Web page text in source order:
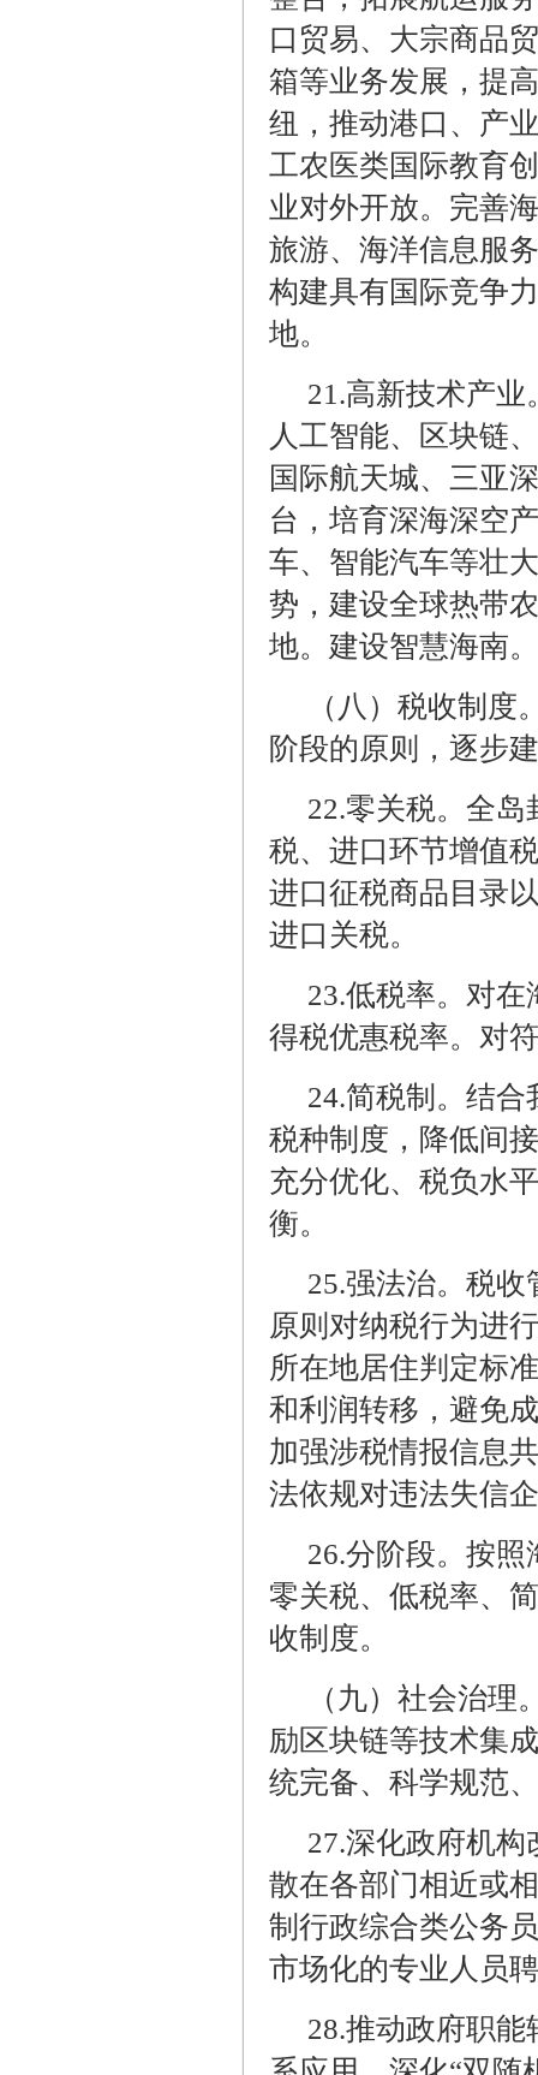
口贸易、大宗商品
箱等业务发展，提
纽，推动港口、产
工农医类国际教育
业对外开放。完善
旅游、海洋信息服
构建具有国际竞争
地。
21.高新技术产业
人工智能、区块链
国际航天城、三亚
台，培育深海深空
车、智能汽车等壮
势，建设全球热带
地。建设智慧海南。
（八）税收制
阶段的原则，逐步
22.零关税。全岛
税、进口环节增值
进口征税商品目录
进口关税。
23.低税率。对在
得税优惠税率。对
24.简税制。结合
税种制度，降低间
充分优化、税负水
衡。
25.强法治。税收
原则对纳税行为进
所在地居住判定标
和利润转移，避免
加强涉税情报信息
法依规对违法失信
26.分阶段。按照
零关税、低税率、
收制度。
（九）社会治
励区块链等技术集
统完备、科学规范
27.深化政府机构
散在各部门相近或
制行政综合类公务
市场化的专业人员
28.推动政府职能